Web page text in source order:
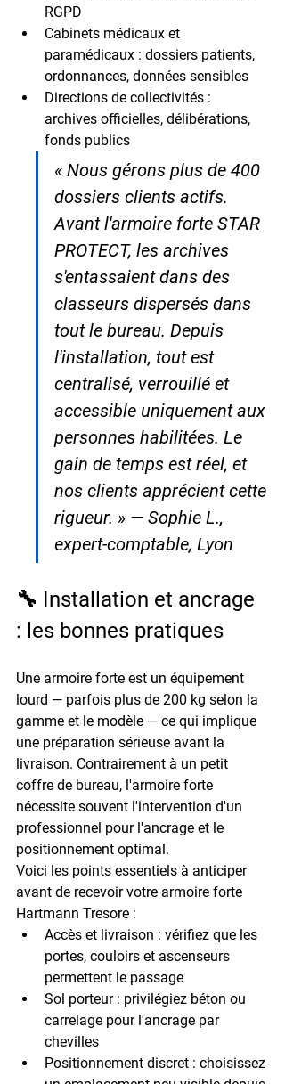
RGPD
Cabinets médicaux et
paramédicaux : dossiers patients,
ordonnances, données sensibles
Directions de collectivités :
archives officielles, délibérations,
fonds publics
« Nous gérons plus de 400
dossiers clients actifs.
Avant l'armoire forte STAR
PROTECT, les archives
s'entassaient dans des
classeurs dispersés dans
tout le bureau. Depuis
l'installation, tout est
centralisé, verrouillé et
accessible uniquement aux
personnes habilitées. Le
gain de temps est réel, et
nos clients apprécient cette
rigueur. » — Sophie L.,
expert-comptable, Lyon
🔧 Installation et ancrage
: les bonnes pratiques
Une armoire forte est un équipement
lourd — parfois plus de 200 kg selon la
gamme et le modèle — ce qui implique
une préparation sérieuse avant la
livraison. Contrairement à un petit
coffre de bureau, l'armoire forte
nécessite souvent l'intervention d'un
professionnel pour l'ancrage et le
positionnement optimal.
Voici les points essentiels à anticiper
avant de recevoir votre armoire forte
Hartmann Tresore :
Accès et livraison : vérifiez que les
portes, couloirs et ascenseurs
permettent le passage
Sol porteur : privilégiez béton ou
carrelage pour l'ancrage par
chevilles
Positionnement discret : choisissez